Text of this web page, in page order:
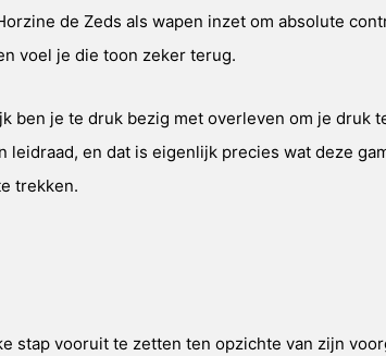
de Zeds als wapen inzet om absolute
voel je die toon zeker terug.
ben je te druk bezig met overleven om je druk
leidraad, en dat is eigenlijk precies wat deze
trekken.
stap vooruit te zetten ten opzichte van zijn